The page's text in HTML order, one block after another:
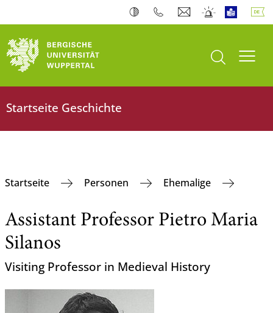
Suche öffnen
Startseite Geschichte
Startseite Personen Ehemalige
Assistant Professor Pietro Maria
Silanos
Visiting Professor in Medieval History